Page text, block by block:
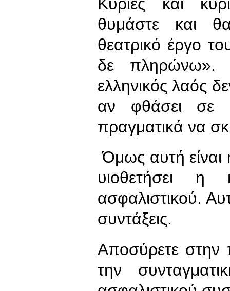
θυμάστε και
θεατρικό έργο
δε πληρώνω».
ελληνικός λαός
αν φθάσει σε
πραγματικά να
Όμως αυτή είναι
υιοθετήσει
ασφαλιστικού.
συντάξεις.
Αποσύρετε στην
την